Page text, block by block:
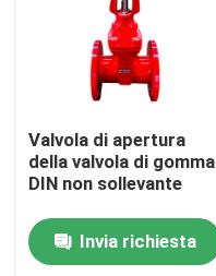
Chi siamo
Giro della fabbrica
Controllo di qualità
Valvola di apertura
della valvola di gomma
DIN non sollevante
Invia richiesta